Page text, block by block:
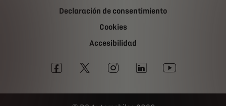
Declaración de consentimiento
Cookies
Accesibilidad